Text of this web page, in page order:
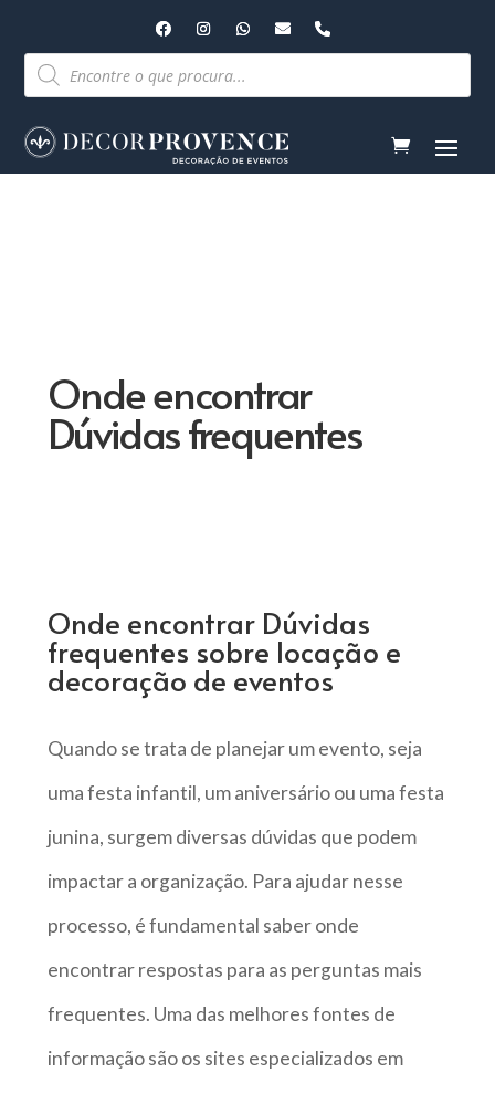
Pesquisar
produtos
Onde encontrar
Dúvidas frequentes
Onde encontrar Dúvidas
frequentes sobre locação e
decoração de eventos
Quando se trata de planejar um evento, seja
uma festa infantil, um aniversário ou uma festa
junina, surgem diversas dúvidas que podem
impactar a organização. Para ajudar nesse
processo, é fundamental saber onde
encontrar respostas para as perguntas mais
frequentes. Uma das melhores fontes de
informação são os sites especializados em